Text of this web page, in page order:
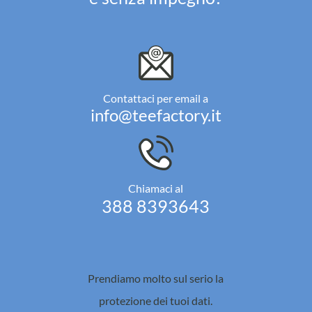
Contattaci per email a
info@teefactory.it
Chiamaci al
388 8393643
Prendiamo molto sul serio la
protezione dei tuoi dati.